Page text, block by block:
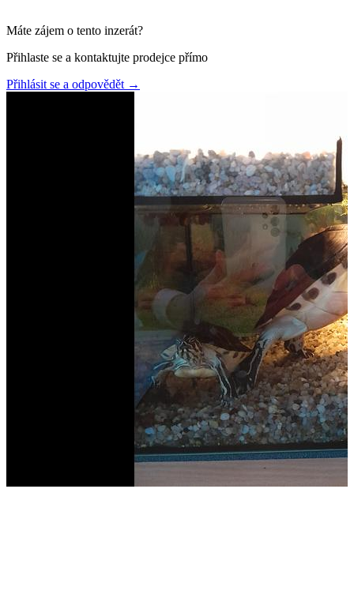
Máte zájem o tento inzerát?
Přihlaste se a kontaktujte prodejce přímo
Přihlásit se a odpovědět →